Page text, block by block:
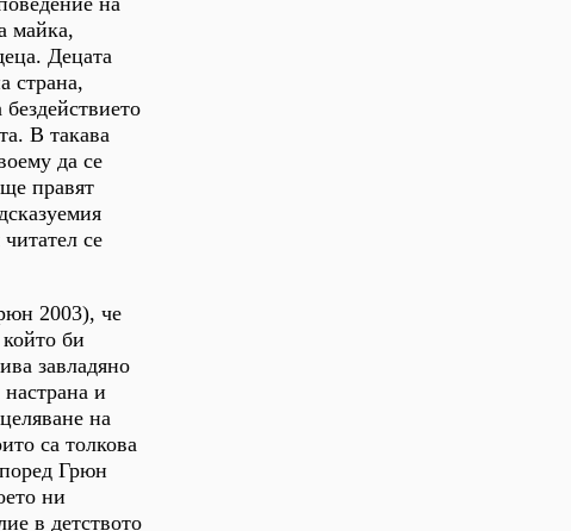
майка,
Децата
страна,
В такава
да се
правят
се
2003), че
би
завладяно
и
на
са толкова
Грюн
ни
в детството